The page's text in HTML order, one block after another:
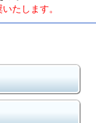
たします。